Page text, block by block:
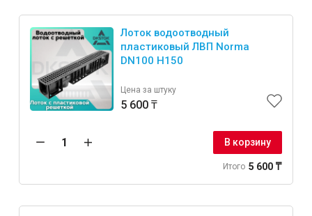
Лоток водоотводный
пластиковый ЛВП Norma
DN100 H150
Цена за штуку
5 600 ₸
В корзину
Итого 5 600 ₸